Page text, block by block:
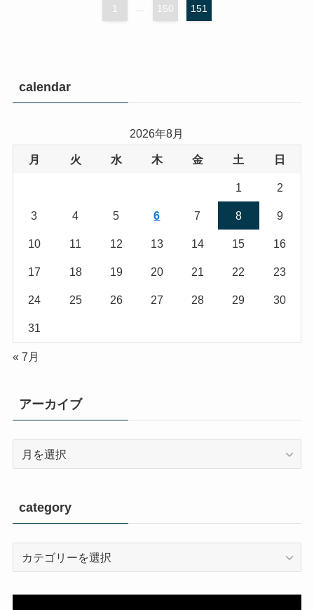
1 ... 150 151
calendar
2026年8月
月 火 水 木 金 土 日
1 2
3 4 5 6 7 8 9
10 11 12 13 14 15 16
17 18 19 20 21 22 23
24 25 26 27 28 29 30
31
« 7月
アーカイブ
category
category